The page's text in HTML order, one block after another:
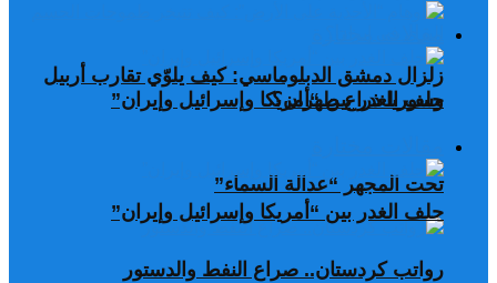
حلف الغدر بين “أمريكا وإسرائيل وإيران”
تحت المجهر “عدالة السماء”
رواتب كردستان.. صراع النفط والدستور
زلزال دمشق الدبلوماسي: كيف يلوّي تقارب أربيل
وسوريا ذراع طهران؟
حلف الغدر بين “أمريكا وإسرائيل وإيران”